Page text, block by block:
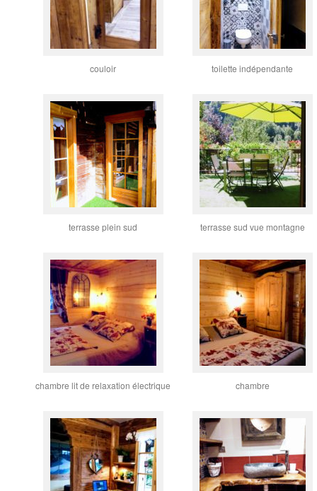
couloir toilette indépendante
terrasse plein sud terrasse sud vue montagne
chambre lit de relaxation électrique chambre